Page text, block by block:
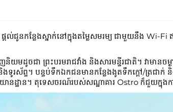
ជូនកន្លែងស្នាក់នៅក្នុងតម្លៃសមរម្យ ជាមួយនឹង Wi-Fi
មដូចជា ព្រះបរមរាជវាំង និងសារមន្ទីរជាតិ។ វាមានច
ទូរស័ព្ទ។ បន្ទប់ទឹកឯកជនមានកន្លែងងូតទឹកក្តៅ/ត្រជា
ដ្ឋាន។ តុទេសចរណ៍របស់សណ្ឋាគារ Ostro ក៏ជួយក្នុងការ